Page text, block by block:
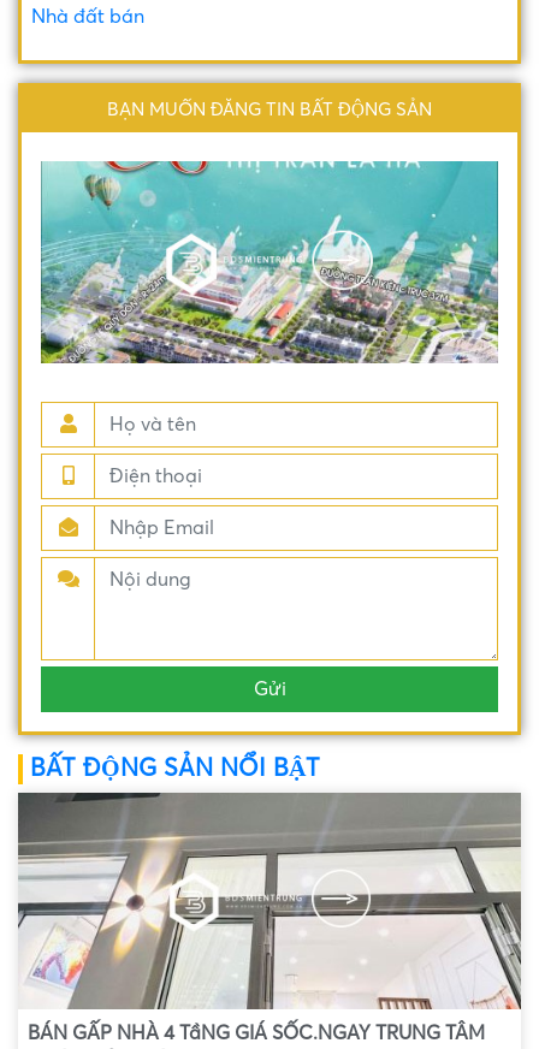
Nhà đất bán
BẠN MUỐN ĐĂNG TIN BẤT ĐỘNG SẢN
BẤT ĐỘNG SẢN NỔI BẬT
BÁN GẤP NHÀ 4 TầNG GIÁ SỐC.NGAY TRUNG TÂM